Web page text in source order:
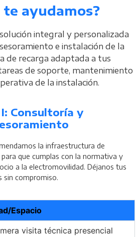
te ayudamos?
integral y personalizada
e instalación de la
de recarga adaptada a tus
de soporte, mantenimiento
de la instalación.
I: Consultoría y
la infraestructura de
que cumplas con la normativa y
a la electromovilidad. Déjanos tus
compromiso.
Espacio
visita técnica presencial